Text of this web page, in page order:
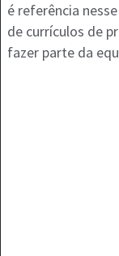
é referência
de currículos de
fazer parte da